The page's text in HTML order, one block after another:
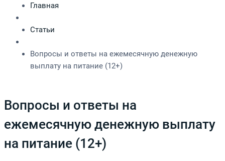
Главная
Статьи
Вопросы и ответы на ежемесячную денежную
выплату на питание (12+)
Вопросы и ответы на
ежемесячную денежную выплату
на питание (12+)